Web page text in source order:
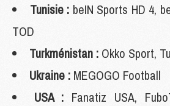
Tunisie : beIN Sports HD 4,
TOD
Turkménistan : Okko Sport,
Ukraine : MEGOGO Football
USA : Fanatiz USA,